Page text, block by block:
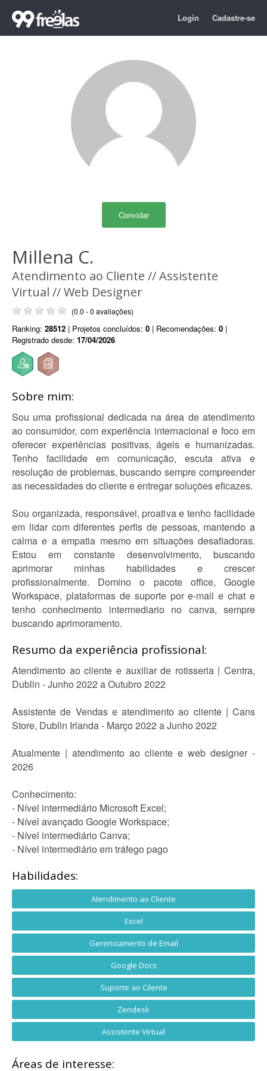
Login Cadastre-se
Convidar
Millena C.
Atendimento ao Cliente // Assistente
Virtual // Web Designer
(0.0 - 0 avaliações)
Ranking: 28512 | Projetos concluídos: 0 | Recomendações: 0 |
Registrado desde: 17/04/2026
Sobre mim:
Sou uma profissional dedicada na área de atendimento
ao consumidor, com experiência internacional e foco em
oferecer experiências positivas, ágeis e humanizadas.
Tenho facilidade em comunicação, escuta ativa e
resolução de problemas, buscando sempre compreender
as necessidades do cliente e entregar soluções eficazes.
Sou organizada, responsável, proativa e tenho facilidade
em lidar com diferentes perfis de pessoas, mantendo a
calma e a empatia mesmo em situações desafiadoras.
Estou em constante desenvolvimento, buscando
aprimorar minhas habilidades e crescer
profissionalmente. Domino o pacote office, Google
Workspace, plataformas de suporte por e-mail e chat e
tenho conhecimento intermediario no canva, sempre
buscando aprimoramento.
Resumo da experiência profissional:
Atendimento ao cliente e auxiliar de rotisseria | Centra,
Dublin - Junho 2022 a Outubro 2022
Assistente de Vendas e atendimento ao cliente | Cans
Store, Dublin Irlanda - Março 2022 a Junho 2022
Atualmente | atendimento ao cliente e web designer -
2026
Conhecimento:
- Nível intermediário Microsoft Excel;
- Nível avançado Google Workspace;
- Nível intermediário Canva;
- Nível intermediário em tráfego pago
Habilidades:
Atendimento ao Cliente
Excel
Gerenciamento de Email
Google Docs
Suporte ao Cilente
Zendesk
Assistente Virtual
Áreas de interesse: